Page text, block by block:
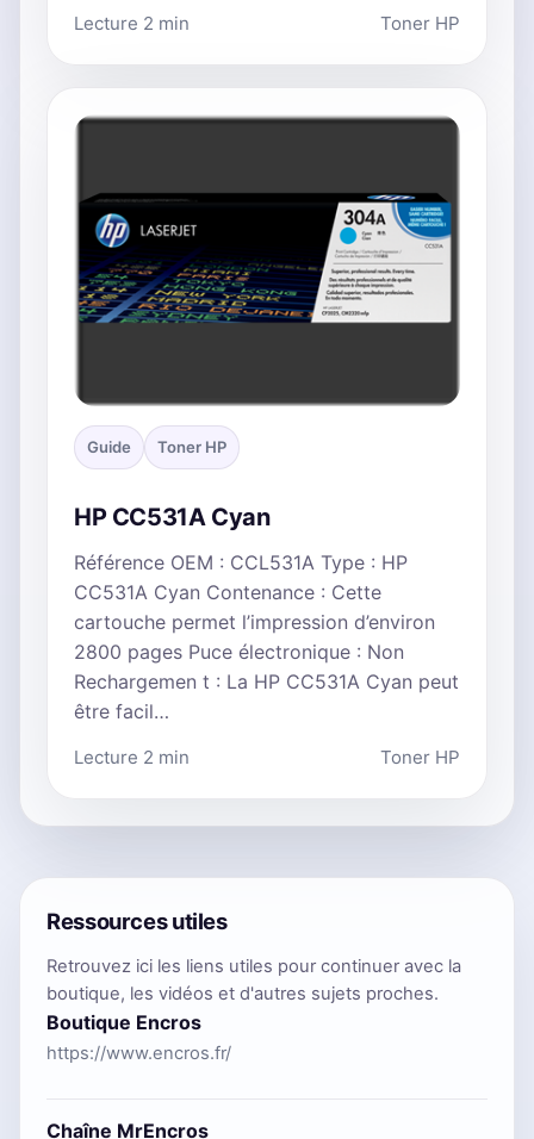
Lecture 2 min Toner HP
Guide Toner HP
HP CC531A Cyan
Référence OEM : CCL531A Type : HP
CC531A Cyan Contenance : Cette
cartouche permet l’impression d’environ
2800 pages Puce électronique : Non
Rechargemen t : La HP CC531A Cyan peut
être facil…
Lecture 2 min Toner HP
Ressources utiles
Retrouvez ici les liens utiles pour continuer avec la
boutique, les vidéos et d'autres sujets proches.
Boutique Encros
https://www.encros.fr/
Chaîne MrEncros